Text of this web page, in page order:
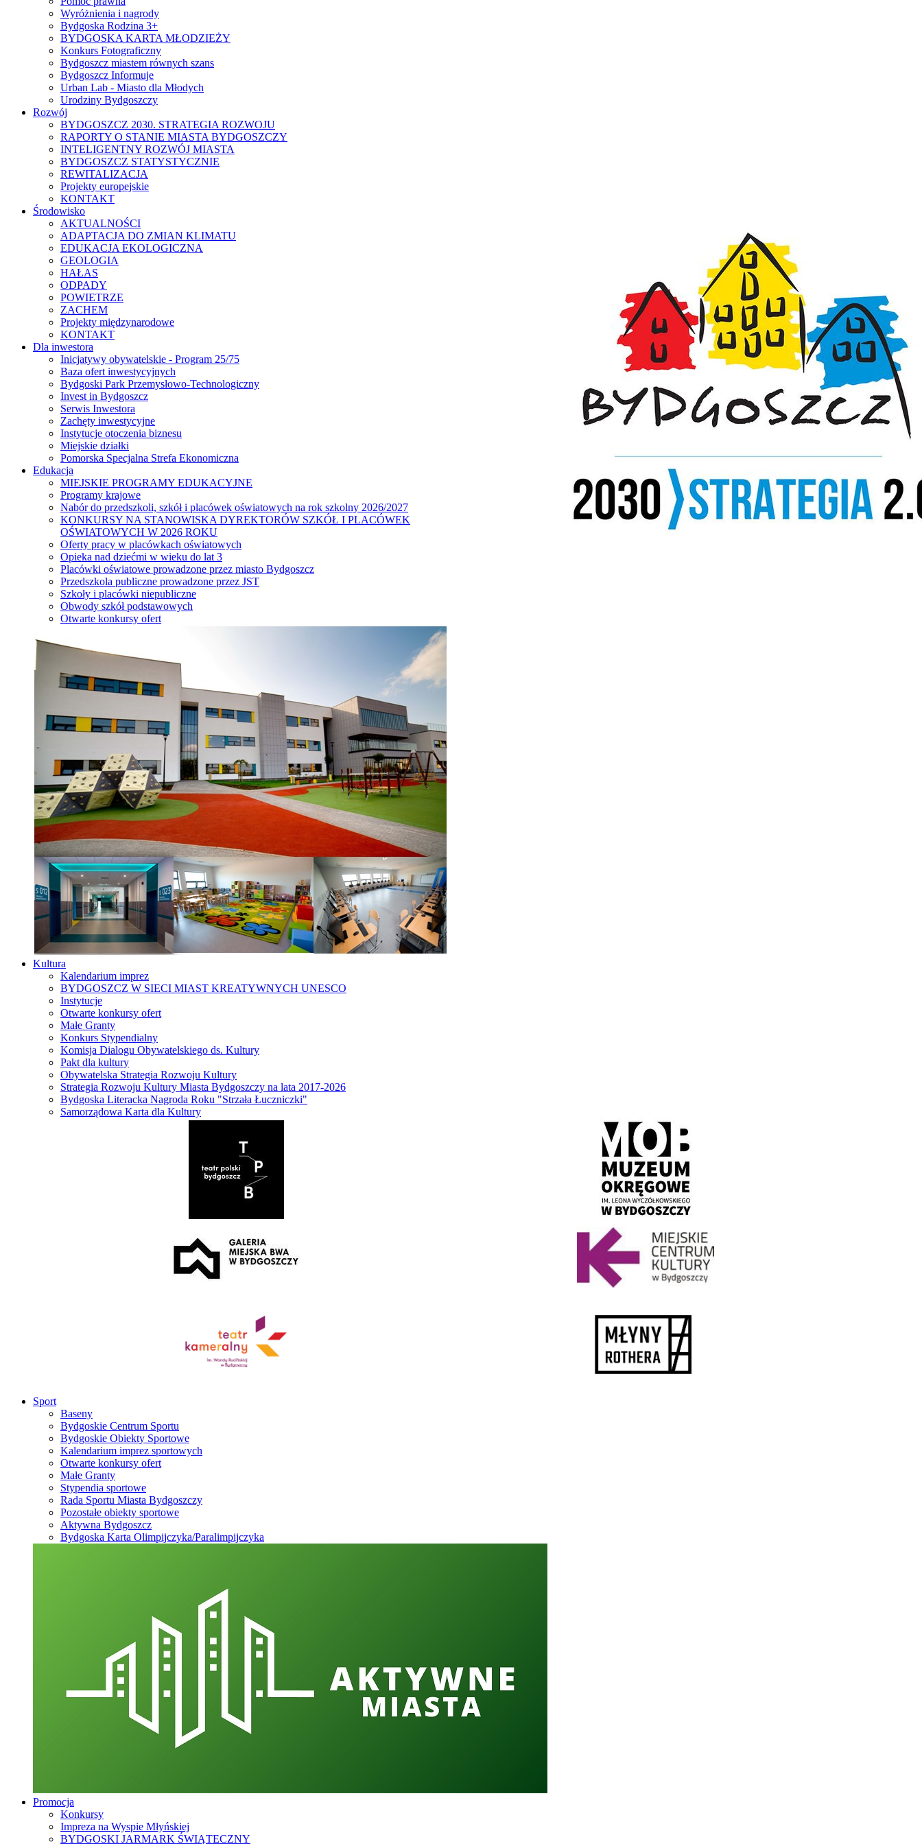
Wyróżnienia i nagrody
Bydgoska Rodzina 3+
BYDGOSKA KARTA MŁODZIEŻY
Konkurs Fotograficzny
Bydgoszcz miastem równych szans
Bydgoszcz Informuje
Urban Lab - Miasto dla Młodych
Urodziny Bydgoszczy
Rozwój
BYDGOSZCZ 2030. STRATEGIA ROZWOJU
RAPORTY O STANIE MIASTA BYDGOSZCZY
INTELIGENTNY ROZWÓJ MIASTA
BYDGOSZCZ STATYSTYCZNIE
REWITALIZACJA
Projekty europejskie
KONTAKT
Środowisko
AKTUALNOŚCI
ADAPTACJA DO ZMIAN KLIMATU
EDUKACJA EKOLOGICZNA
GEOLOGIA
HAŁAS
ODPADY
POWIETRZE
ZACHEM
Projekty międzynarodowe
KONTAKT
Dla inwestora
Inicjatywy obywatelskie - Program 25/75
Baza ofert inwestycyjnych
Bydgoski Park Przemysłowo-Technologiczny
Invest in Bydgoszcz
Serwis Inwestora
Zachęty inwestycyjne
Instytucje otoczenia biznesu
Miejskie działki
Pomorska Specjalna Strefa Ekonomiczna
Edukacja
MIEJSKIE PROGRAMY EDUKACYJNE
Programy krajowe
Nabór do przedszkoli, szkół i placówek oświatowych na rok szkolny 2026/2027
KONKURSY NA STANOWISKA DYREKTORÓW SZKÓŁ I PLACÓWEK
OŚWIATOWYCH W 2026 ROKU
Oferty pracy w placówkach oświatowych
Opieka nad dziećmi w wieku do lat 3
Placówki oświatowe prowadzone przez miasto Bydgoszcz
Przedszkola publiczne prowadzone przez JST
Szkoły i placówki niepubliczne
Obwody szkół podstawowych
Otwarte konkursy ofert
Kultura
Kalendarium imprez
BYDGOSZCZ W SIECI MIAST KREATYWNYCH UNESCO
Instytucje
Otwarte konkursy ofert
Małe Granty
Konkurs Stypendialny
Komisja Dialogu Obywatelskiego ds. Kultury
Pakt dla kultury
Obywatelska Strategia Rozwoju Kultury
Strategia Rozwoju Kultury Miasta Bydgoszczy na lata 2017-2026
Bydgoska Literacka Nagroda Roku "Strzała Łuczniczki"
Samorządowa Karta dla Kultury
Sport
Baseny
Bydgoskie Centrum Sportu
Bydgoskie Obiekty Sportowe
Kalendarium imprez sportowych
Otwarte konkursy ofert
Małe Granty
Stypendia sportowe
Rada Sportu Miasta Bydgoszczy
Pozostałe obiekty sportowe
Aktywna Bydgoszcz
Bydgoska Karta Olimpijczyka/Paralimpijczyka
Promocja
Konkursy
Impreza na Wyspie Młyńskiej
BYDGOSKI JARMARK ŚWIĄTECZNY